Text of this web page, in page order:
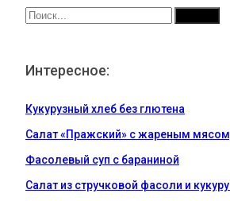
Интересное:
Кукурузный хлеб без глютена
Салат «Пражский» с жареным
Фасолевый суп с бараниной
Салат из стручковой фасоли и